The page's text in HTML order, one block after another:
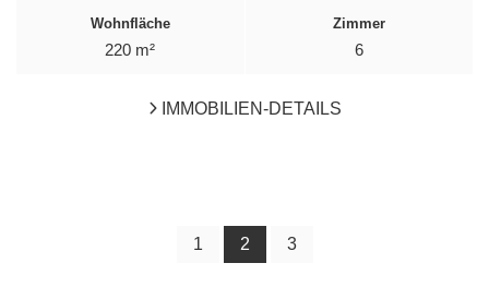
Wohnfläche
220 m²
Zimmer
6
IMMOBILIEN-DETAILS
1 2 3